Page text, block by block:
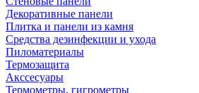
Декоративные панели
Плитка и панели из камня
Средства дезинфекции и ухода
Пиломатериалы
Термозащита
Аксcесуары
Термометры, гигрометры